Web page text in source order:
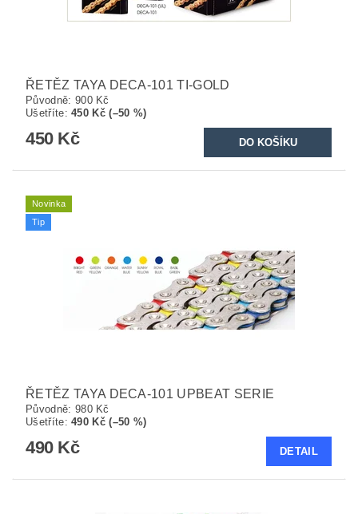
ŘETĚZ TAYA DECA-101 TI-GOLD
Původně: 900 Kč
Ušetříte:450 Kč (–50 %)
450 Kč
Novinka
Tip
ŘETĚZ TAYA DECA-101 UPBEAT SERIE
Původně: 980 Kč
Ušetříte:490 Kč (–50 %)
490 Kč DETAIL